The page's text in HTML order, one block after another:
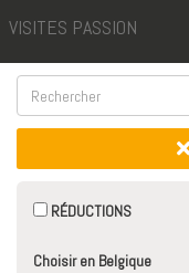
VISITES PASSION
RÉDUCTIONS
Choisir en Belgique